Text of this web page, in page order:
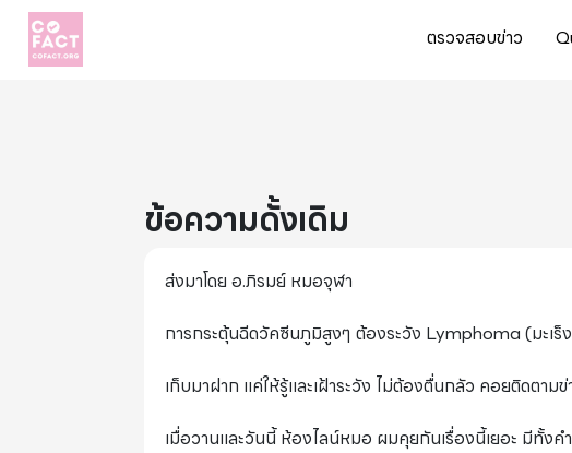
ตรวจสอบข่าว
ข้อความดั้งเดิม
ส่งมาโดย อ.ภิรมย์ หมอจุฬา
การกระตุ้นฉีดวัคซีนภูมิสูงๆ ต้องระวัง Lymphoma (มะเร็
เก็บมาฝาก แค่ให้รู้และเฝ้าระวัง ไม่ต้องตื่นกลัว คอยติดตาม
เมื่อวานและวันนี้ ห้องไลน์หมอ ผมคุยกันเรื่องนี้เยอะ มีทั้งค